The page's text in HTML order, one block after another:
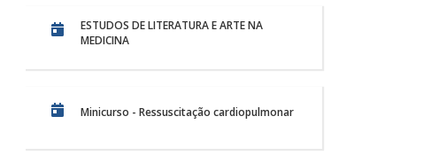
Enfermagem da Unichristus
O III Encontro de Ensino, Pesquisa e Extensão do
ESTUDOS DE LITERATURA E ARTE NA
MEDICINA
Minicurso - Ressuscitação cardiopulmonar